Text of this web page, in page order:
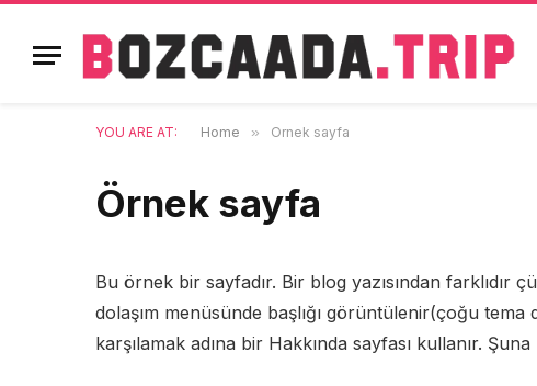
YOU ARE AT: Home » Örnek sayfa
Örnek sayfa
Bu örnek bir sayfadır. Bir blog yazısından farklıdır
dolaşım menüsünde başlığı görüntülenir(çoğu
karşılamak adına bir Hakkında sayfası kullanır.